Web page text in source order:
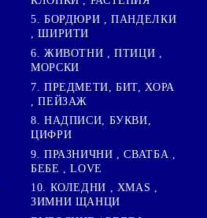
5. БОРДЮРИ , ПАНДЕЛКИ
, ШИРИТИ
6. ЖИВОТНИ , ПТИЦИ ,
МОРСКИ
7. ПРЕДМЕТИ, БИТ, ХОРА
, ПЕЙЗАЖ
8. НАДПИСИ, БУКВИ,
ЦИФРИ
9. ПРАЗНИЧНИ , СВАТБА ,
БЕБЕ , LOVE
10. КОЛЕДНИ , XMAS ,
ЗИМНИ ЩАНЦИ